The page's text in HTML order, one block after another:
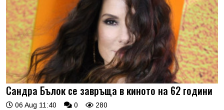
Сандра Бълок се завръща в киното на 62 години
06 Aug 11:40 0 280